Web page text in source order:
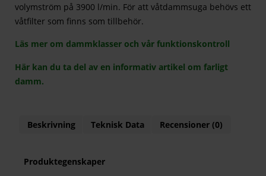
volymström på 3900 l/min. För att våtdammsuga behövs ett
våtfilter som finns som tillbehör.
Läs mer om dammklasser och vår funktionskontroll
Här kan du ta del av en informativ artikel om farligt
damm.
Beskrivning Teknisk Data Recensioner (0)
Produktegenskaper